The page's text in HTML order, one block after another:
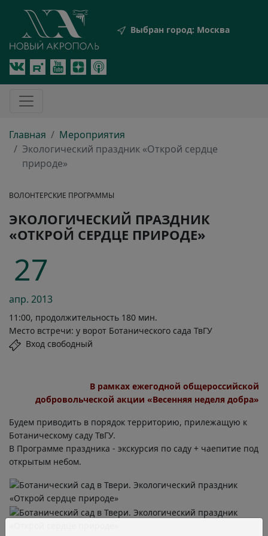
Выбран город: Москва
Главная
Мероприятия
Экологический праздник «Открой сердце
природе»
ВОЛОНТЕРСКИЕ ПРОГРАММЫ
ЭКОЛОГИЧЕСКИЙ ПРАЗДНИК
«ОТКРОЙ СЕРДЦЕ ПРИРОДЕ»
27
апр. 2013
11:00, продолжительность 180 мин.
Место встречи: у ворот Ботанического сада ТвГУ
Вход свободный
В рамках ежегодной общероссийской
добровольческой акции «Весенняя неделя добра»
Будем приводить в порядок территорию, прилежащую к
Ботаническому саду ТвГУ.
В Программе праздника - экскурсия по саду + чаепитие под
открытым небом.